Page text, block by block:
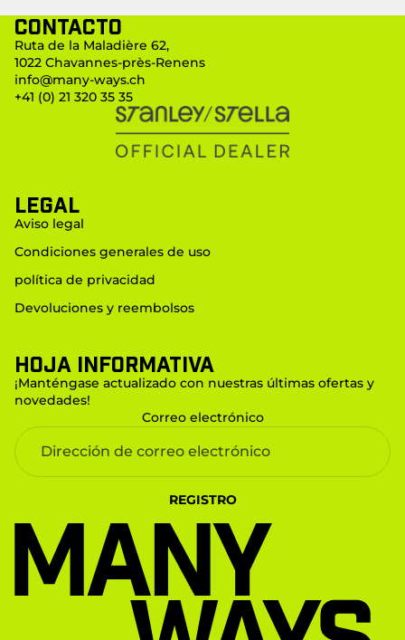
Contacto
Ruta de la Maladière 62,
1022 Chavannes-près-Renens
info@many-ways.ch
+41 (0) 21 320 35 35
LEGAL
Aviso legal
Condiciones generales de uso
política de privacidad
Devoluciones y reembolsos
Hoja informativa
¡Manténgase actualizado con nuestras últimas ofertas y
novedades!
Correo electrónico
REGISTRO